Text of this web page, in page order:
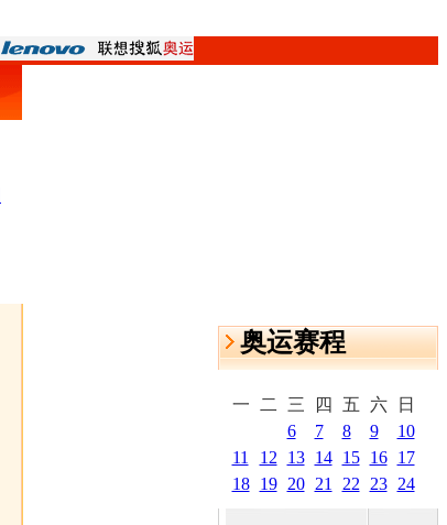
奥运赛程
一 二 三 四 五 六
日
6
7 8 9
10
11
12 13 14 15 16
17
18
19 20 21 22 23 24